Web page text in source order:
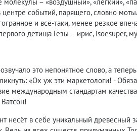
центре событий, парящего, словно
и всё-таки, менее резкое
детища Гезы – ирис, isoesuper,
это непонятное слово, а
«Ох уж эти маркетологи! -
международным стандартам
несёт в себе уникальный древесный